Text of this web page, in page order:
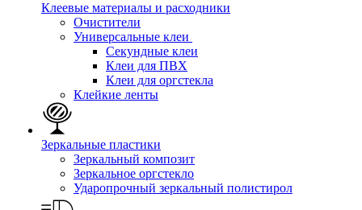
Клеевые материалы и расходники
Очистители
Универсальные клеи
Секундные клеи
Клеи для ПВХ
Клеи для оргстекла
Клейкие ленты
Зеркальные пластики
Зеркальный композит
Зеркальное оргстекло
Ударопрочный зеркальный полистирол